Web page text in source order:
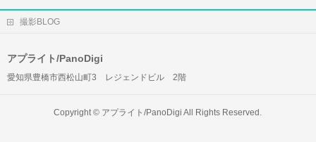
撮影BLOG
アプライト/PanoDigi
愛知県豊橋市西松山町3 レジェンドビル 2階
Copyright © アプライト/PanoDigi All Rights Reserved.